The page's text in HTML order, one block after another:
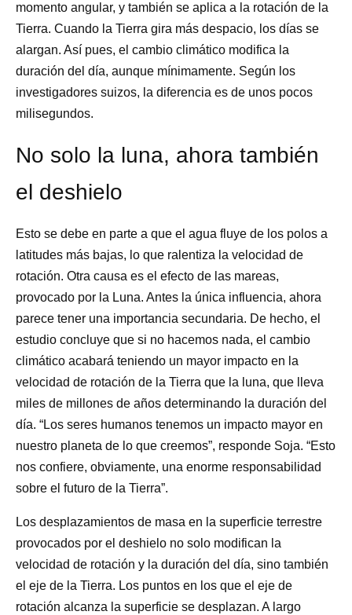
momento angular, y también se aplica a la rotación de la
Tierra. Cuando la Tierra gira más despacio, los días se
alargan. Así pues, el cambio climático modifica la
duración del día, aunque mínimamente. Según los
investigadores suizos, la diferencia es de unos pocos
milisegundos.
No solo la luna, ahora también
el deshielo
Esto se debe en parte a que el agua fluye de los polos a
latitudes más bajas, lo que ralentiza la velocidad de
rotación. Otra causa es el efecto de las mareas,
provocado por la Luna. Antes la única influencia, ahora
parece tener una importancia secundaria. De hecho, el
estudio concluye que si no hacemos nada, el cambio
climático acabará teniendo un mayor impacto en la
velocidad de rotación de la Tierra que la luna, que lleva
miles de millones de años determinando la duración del
día. “Los seres humanos tenemos un impacto mayor en
nuestro planeta de lo que creemos”, responde Soja. “Esto
nos confiere, obviamente, una enorme responsabilidad
sobre el futuro de la Tierra”.
Los desplazamientos de masa en la superficie terrestre
provocados por el deshielo no solo modifican la
velocidad de rotación y la duración del día, sino también
el eje de la Tierra. Los puntos en los que el eje de
rotación alcanza la superficie se desplazan. A largo